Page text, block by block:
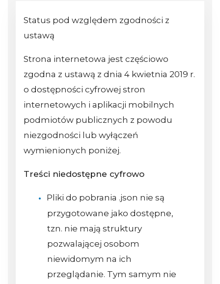
Status pod względem zgodności z
ustawą
Strona internetowa jest częściowo
zgodna z ustawą z dnia 4 kwietnia 2019 r.
o dostępności cyfrowej stron
internetowych i aplikacji mobilnych
podmiotów publicznych z powodu
niezgodności lub wyłączeń
wymienionych poniżej.
Treści niedostępne cyfrowo
Pliki do pobrania .json nie są
przygotowane jako dostępne,
tzn. nie mają struktury
pozwalającej osobom
niewidomym na ich
przeglądanie. Tym samym nie